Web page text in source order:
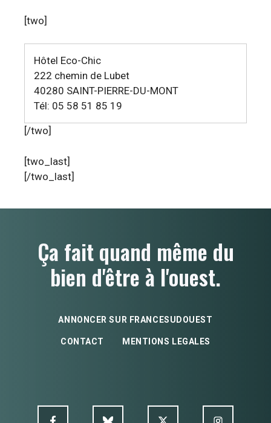
[two]
Hôtel Eco-Chic
222 chemin de Lubet
40280 SAINT-PIERRE-DU-MONT
Tél: 05 58 51 85 19
[/two]
[two_last]
[/two_last]
Ça fait quand même du
bien d'être à l'ouest.
ANNONCER SUR FRANCESUDOUEST
CONTACT MENTIONS LEGALES